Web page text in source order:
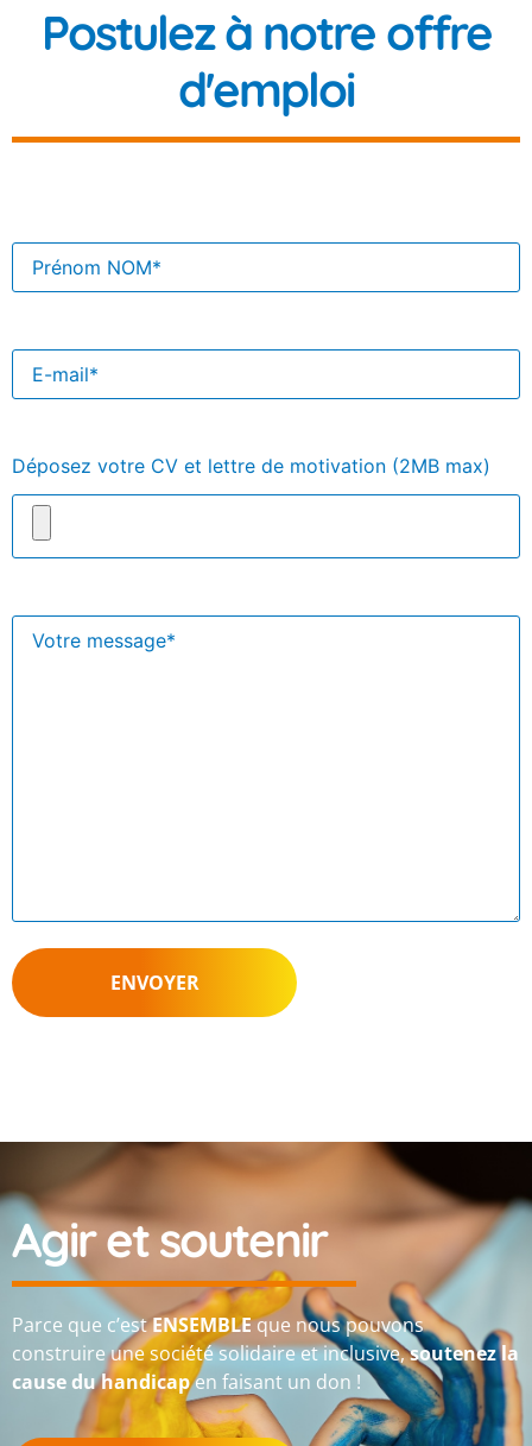
Postulez à notre offre
d'emploi
Déposez votre CV et lettre de motivation (2MB max)
Agir et soutenir
Parce que c’estENSEMBLEque nous pouvons
construire une société solidaire et inclusive,soutenez la
cause du handicapen faisant un don !